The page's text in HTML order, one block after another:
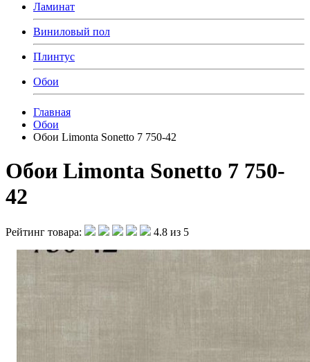
Ламинат
Виниловый пол
Плинтус
Обои
Главная
Обои
Обои Limonta Sonetto 7 750-42
Обои Limonta Sonetto 7 750-
42
Рейтинг товара: 4.8 из 5